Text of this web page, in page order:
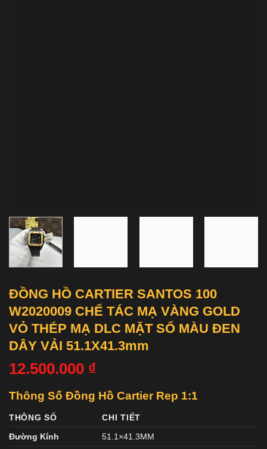
ĐỒNG HỒ CARTIER SANTOS 100
W2020009 CHẾ TÁC MẠ VÀNG GOLD
VỎ THÉP MẠ DLC MẶT SỐ MÀU ĐEN
DÂY VẢI 51.1X41.3mm
12.500.000 ₫
Thông Số Đồng Hồ Cartier Rep 1:1
THÔNG SỐ
CHI TIẾT
Đường Kính
51.1×41.3MM